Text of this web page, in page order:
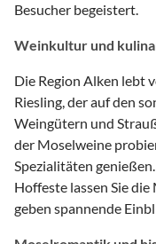
Besucher begeistert.
Weinkultur und
Die Region Alken lebt
Riesling, der auf den
Weingütern und
der Moselweine
Spezialitäten
Hoffeste lassen Sie
geben spannende